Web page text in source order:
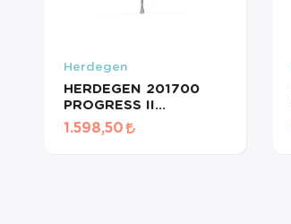
Herdegen
HERDEGEN 201700
PROGRESS II
KANEDYEN 1ADET
1.598,50